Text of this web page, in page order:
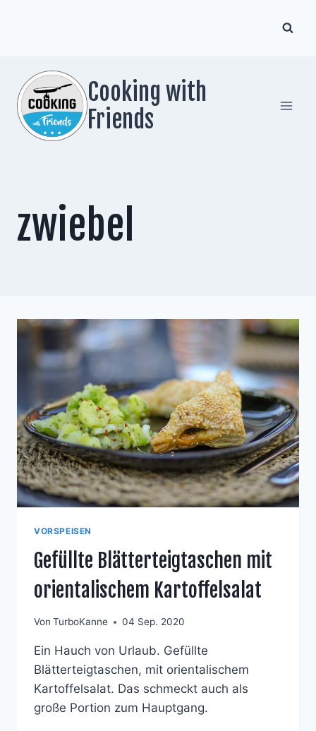
Cooking with
Friends
zwiebel
VORSPEISEN
Gefüllte Blätterteigtaschen mit
orientalischem Kartoffelsalat
Von TurboKanne 04 Sep. 2020
Ein Hauch von Urlaub. Gefüllte
Blätterteigtaschen, mit orientalischem
Kartoffelsalat. Das schmeckt auch als
große Portion zum Hauptgang.